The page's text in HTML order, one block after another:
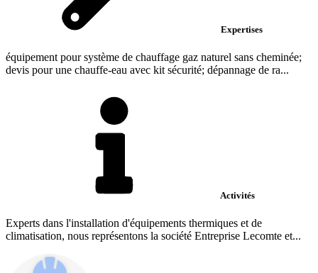
Expertises
équipement pour système de chauffage gaz naturel sans cheminée;
devis pour une chauffe-eau avec kit sécurité; dépannage de ra...
Activités
Experts dans l'installation d'équipements thermiques et de
climatisation, nous représentons la société Entreprise Lecomte et...